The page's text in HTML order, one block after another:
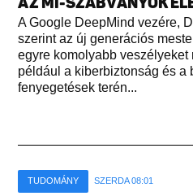
A Google DeepMind vezére,
szerint az új generációs
egyre komolyabb veszélyeket
például a kiberbiztonság és a
fenyegetések terén...
TUDOMÁNY SZERDA 08:01